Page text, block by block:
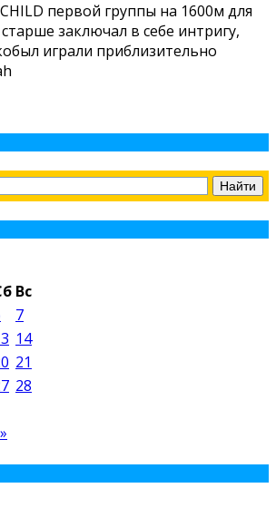
первой группы на 1600м для
заключал в себе интригу,
играли приблизительно
Вс
7
14
21
28